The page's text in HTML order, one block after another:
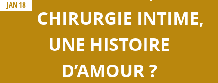
JAN 18
CHIRURGIE INTIME,
UNE HISTOIRE
D’AMOUR ?